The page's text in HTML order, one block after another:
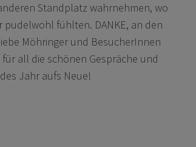
Standplatz wahrnehmen, wo
pudelwohl fühlten. DANKE, an den
Möhringer und BesucherInnen
all die schönen Gespräche und
Jahr aufs Neue!